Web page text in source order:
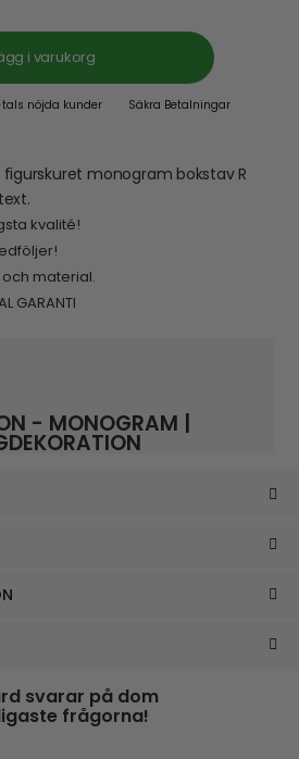
i varukorg
nöjda kunder Säkra Betalningar
monogram bokstav R
kvalité!
material.
GARANTI
- MONOGRAM |
svarar på dom
frågorna!